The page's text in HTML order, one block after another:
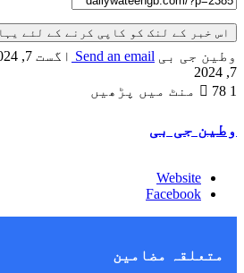
اس خبر کے لنک کو کاپی کرنے کے لئے
وطین جی بی Send an email اگست 7, 2024
7, 2024
78 1 منٹ میں پڑھیں
وطین جی بی
Website
Facebook
متعلقہ مضامین